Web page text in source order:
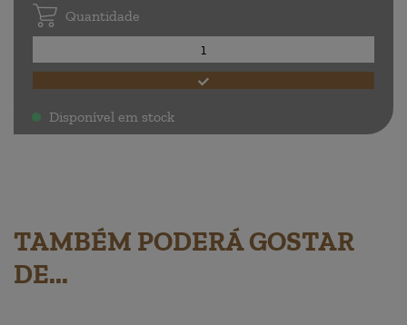
Quantidade
. Disponível em stock
TAMBÉM PODERÁ GOSTAR
DE...